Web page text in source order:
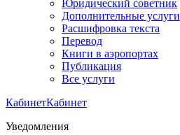
Юридический советник
Дополнительные услуги
Расшифровка текста
Перевод
Книги в аэропортах
Публикация
Все услуги
КабинетКабинет
Уведомления